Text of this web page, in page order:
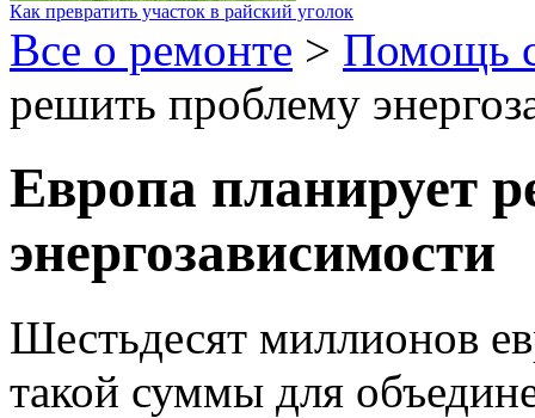
Как превратить участок в райский уголок
Все о ремонте > Помощь
решить проблему
Европа планирует
энергозависимости
Шестьдесят миллионов
такой суммы для